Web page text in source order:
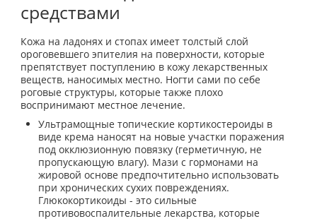
средствами
Кожа на ладонях и стопах имеет толстый слой
ороговевшего эпителия на поверхности, которые
препятствует поступлению в кожу лекарственных
веществ, наносимых местно. Ногти сами по себе
роговые структуры, которые также плохо
воспринимают местное лечение.
Ультрамощные топические кортикостероиды в
виде крема наносят на новые участки поражения
под окклюзионную повязку (герметичную, не
пропускающую влагу). Мази с гормонами на
жировой основе предпочтительно использовать
при хронических сухих повреждениях.
Глюкокортикоиды - это сильные
противовоспалительные лекарства, которые